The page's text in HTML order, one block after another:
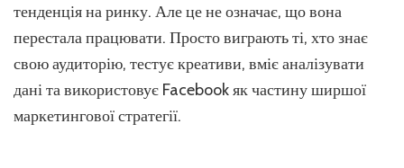
тенденція на ринку. Але це не означає, що вона
перестала працювати. Просто виграють ті, хто знає
свою аудиторію, тестує креативи, вміє аналізувати
дані та використовує Facebook як частину ширшої
маркетингової стратегії.